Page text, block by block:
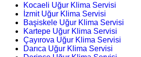
Kocaeli Uğur Klima Servisi
İzmit Uğur Klima Servisi
Başiskele Uğur Klima Servisi
Kartepe Uğur Klima Servisi
Çayırova Uğur Klima Servisi
Darıca Uğur Klima Servisi